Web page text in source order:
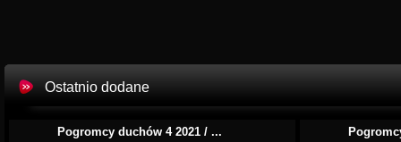
Ostatnio dodane
Pogromcy duchów 4 2021 / ...